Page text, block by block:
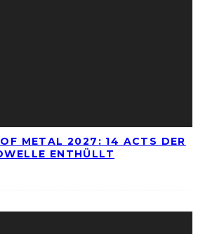
METAL 2027: 14 ACTS DER
ENTHÜLLT